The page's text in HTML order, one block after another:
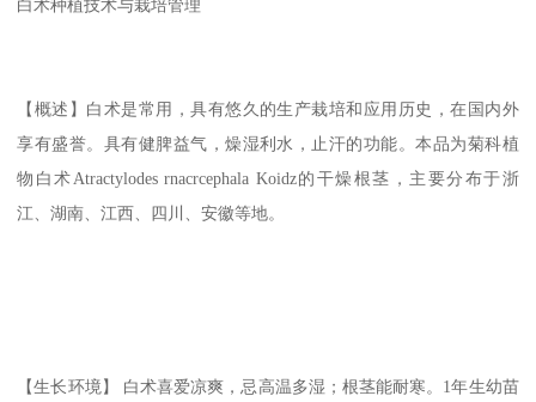
白术种植技术与栽培管理
【概述】白术是常用，具有悠久的生产栽培和应用历史，在国内外
享有盛誉。具有健脾益气，燥湿利水，止汗的功能。本品为菊科植
物白术Atractylodes rnacrcephala Koidz的干燥根茎，主要分布于浙
江、湖南、江西、四川、安徽等地。
【生长环境】 白术喜爱凉爽，忌高温多湿；根茎能耐寒。1年生幼苗